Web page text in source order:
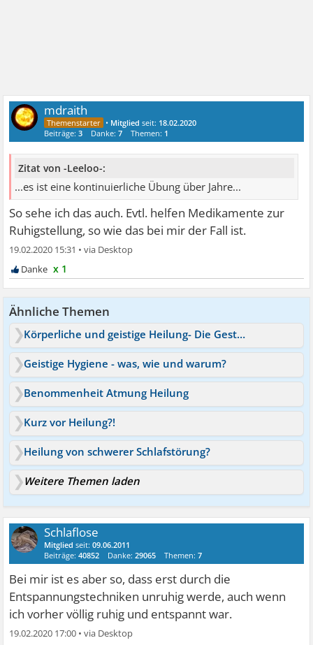
mdraith
• Mitglied seit: 18.02.2020
Beiträge:3 Danke:7 Themen: 1
Zitat von -Leeloo-:
...es ist eine kontinuierliche Übung über Jahre...
So sehe ich das auch. Evtl. helfen Medikamente zur
Ruhigstellung, so wie das bei mir der Fall ist.
19.02.2020 15:31 •
x 1
Ähnliche Themen
Körperliche und geistige Heilung- Die Gestalttherapie
Geistige Hygiene - was, wie und warum?
Benommenheit Atmung Heilung
Kurz vor Heilung?!
Heilung von schwerer Schlafstörung?
Weitere Themen laden
Schlaflose
Mitglied seit:09.06.2011
Beiträge:40852 Danke:29065 Themen:7
Bei mir ist es aber so, dass erst durch die
Entspannungstechniken unruhig werde, auch wenn
ich vorher völlig ruhig und entspannt war.
19.02.2020 17:00 •